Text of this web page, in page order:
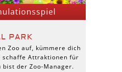
PARK
Zoo auf, kümmere dich
schaffe Attraktionen für
bist der Zoo-Manager.